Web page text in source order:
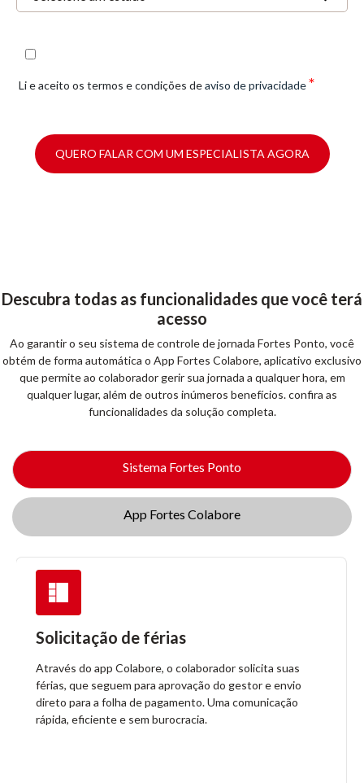
Li e aceito os termos e condições deaviso de privacidade*
Descubra todas as funcionalidades que você terá
acesso
Ao garantir o seu sistema de controle de jornada Fortes Ponto, você
obtém de forma automática o App Fortes Colabore, aplicativo exclusivo
que permite ao colaborador gerir sua jornada a qualquer hora, em
qualquer lugar, além de outros inúmeros benefícios. confira as
funcionalidades da solução completa.
Sistema Fortes Ponto
App Fortes Colabore
Solicitação de férias
Através do app Colabore, o colaborador solicita suas
férias, que seguem para aprovação do gestor e envio
direto para a folha de pagamento. Uma comunicação
rápida, eficiente e sem burocracia.